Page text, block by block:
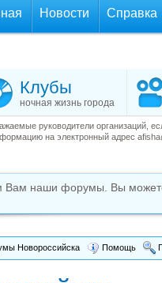
Новости Справка
Клубы
ночная жизнь города
руководители организаций,
на электронный адрес
Вам наши форумы. Вы
Новороссийска Помощь